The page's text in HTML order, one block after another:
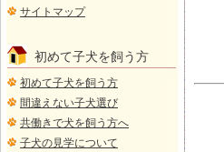
サイトマップ
初めて子犬を飼う方
初めて子犬を飼う方
間違えない子犬選び
共働きで犬を飼う方へ
子犬の見学について